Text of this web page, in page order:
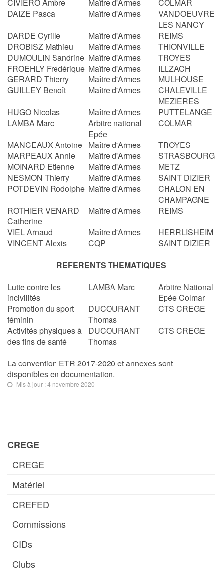
CIVIERO Ambre Maître d'Armes
COLMAR
DAIZE Pascal
Maître d'Armes
VANDOEUVRE
LES NANCY
DARDE Cyrille
Maître d'Armes
REIMS
DROBISZ Mathieu
Maître d'Armes
THIONVILLE
DUMOULIN Sandrine Maître d'Armes
TROYES
FROEHLY Frédérique Maître d'Armes
ILLZACH
GERARD Thierry
Maître d'Armes
MULHOUSE
GUILLEY Benoît
Maître d'Armes
CHALEVILLE
MEZIERES
HUGO Nicolas
Maître d'Armes
PUTTELANGE
LAMBA Marc
Arbitre national
Epée
COLMAR
MANCEAUX Antoine Maître d'Armes
TROYES
MARPEAUX Annie
Maître d'Armes
STRASBOURG
MOINARD Etienne
Maître d'Armes
METZ
NESMON Thierry
Maître d'Armes
SAINT DIZIER
POTDEVIN Rodolphe Maître d'Armes
CHALON EN
CHAMPAGNE
ROTHIER VENARD
Catherine
Maître d'Armes
REIMS
VIEL Arnaud
Maître d'Armes
HERRLISHEIM
VINCENT Alexis
CQP
SAINT DIZIER
REFERENTS THEMATIQUES
Lutte contre les
incivilités
LAMBA Marc
Arbitre National
Epée Colmar
Promotion du sport
féminin
DUCOURANT
Thomas
CTS CREGE
Activités physiques à
des fins de santé
DUCOURANT
Thomas
CTS CREGE
La convention ETR 2017-2020 et annexes sont
disponibles en documentation.
Mis à jour : 4 novembre 2020
CREGE
CREGE
Matériel
CREFED
Commissions
CIDs
Clubs